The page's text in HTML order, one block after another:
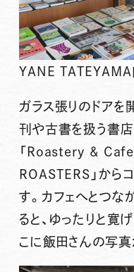
YANE TATEYAMA
ガラス張りのドアを
刊や古書を扱う書店
「Roastery &
ROASTERS」から
す。カフェへとつな
ると、ゆったりと寛
こに飯田さんの写真